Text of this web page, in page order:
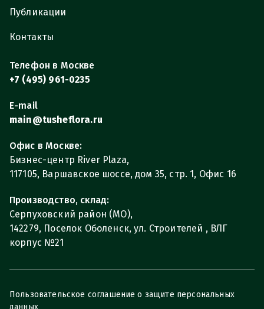
Публикации
Контакты
Телефон в Москве
+7 (495) 961-0235
E-mail
main@tusheflora.ru
Офис в Москве:
Бизнес-центр River Plaza,
117105, Варшавское шоссе, дом 35, стр. 1, Офис 16
Производство, склад:
Серпуховский район (МО),
142279, Поселок Оболенск, ул. Строителей , ВЛГ
корпус №21
Пользовательское соглашение о защите персональных
данных